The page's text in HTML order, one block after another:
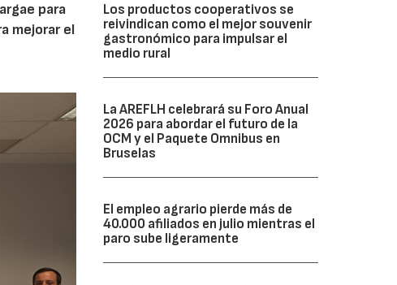
para
mejorar el
Los productos cooperativos se
reivindican como el mejor souvenir
gastronómico para impulsar el
medio rural
La AREFLH celebrará su Foro Anual
2026 para abordar el futuro de la
OCM y el Paquete Omnibus en
Bruselas
El empleo agrario pierde más de
40.000 afiliados en julio mientras el
paro sube ligeramente